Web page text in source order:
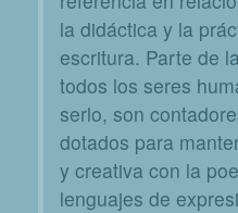
la didáctica y la
escritura. Parte de
todos los seres
serlo, son
dotados para
y creativa con la
lenguajes de